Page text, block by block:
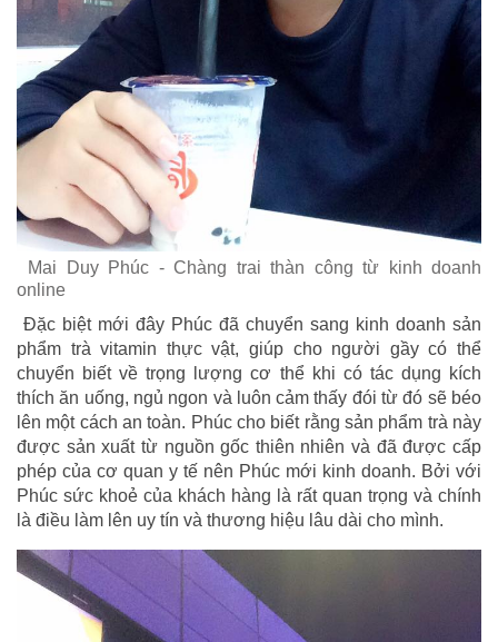
Mai Duy Phúc - Chàng trai thàn công từ kinh doanh
online
Đặc biệt mới đây Phúc đã chuyển sang kinh doanh sản
phẩm trà vitamin thực vật, giúp cho người gầy có thể
chuyển biết về trọng lượng cơ thể khi có tác dụng kích
thích ăn uống, ngủ ngon và luôn cảm thấy đói từ đó sẽ béo
lên một cách an toàn. Phúc cho biết rằng sản phẩm trà này
được sản xuất từ nguồn gốc thiên nhiên và đã được cấp
phép của cơ quan y tế nên Phúc mới kinh doanh. Bởi với
Phúc sức khoẻ của khách hàng là rất quan trọng và chính
là điều làm lên uy tín và thương hiệu lâu dài cho mình.